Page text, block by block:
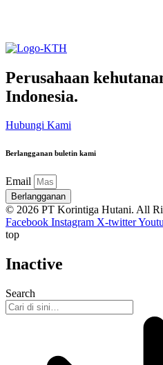
Perusahaan
Indonesia.
Hubungi Kami
Berlangganan buletin kami
Email
Berlangganan
© 2026 PT Korintiga Hutani. All
Facebook Instagram X-twitter
top
Inactive
Search